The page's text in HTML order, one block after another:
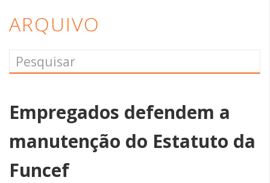
ARQUIVO
Empregados defendem a
manutenção do Estatuto da
Funcef